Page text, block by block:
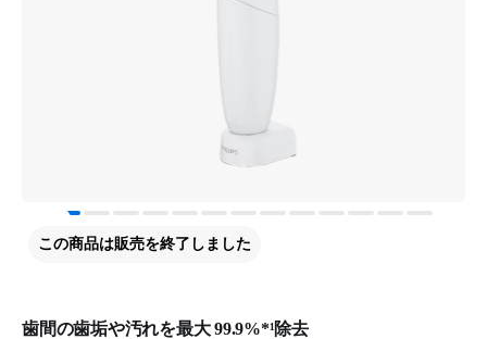
歯間の歯垢や汚れを最大 99.9%*¹除去
この商品は販売を終了しました